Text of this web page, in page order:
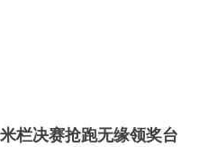
栏决赛抢跑无缘领奖台